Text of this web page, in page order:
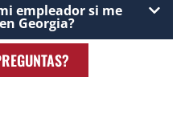
empleador si me
Georgia?